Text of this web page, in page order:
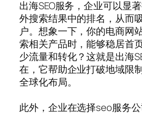
出海SEO服务，企业可以显
外搜索结果中的排名，从而
户。想象一下，你的电商网
索相关产品时，能够稳居首
少流量和转化？这就是出海
在，它帮助企业打破地域限
全球化布局。
此外，企业在选择seo服务